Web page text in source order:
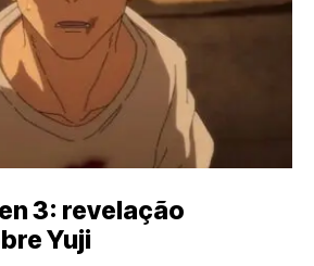
3: revelação
Yuji